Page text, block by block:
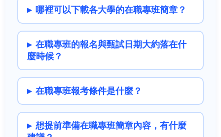
哪裡可以下載各大學的在職專班簡章？
在職專班的報名與甄試日期大約落在什
麼時候？
在職專班報考條件是什麼？
想提前準備在職專班簡章內容，有什麼